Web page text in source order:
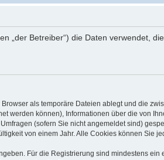
„der Betreiber“) die Daten verwendet,
als temporäre Dateien ablegt und die
werden können), Informationen über die von
(sofern Sie nicht angemeldet sind)
von einem Jahr. Alle Cookies können Sie
Für die Registrierung sind mindestens ein